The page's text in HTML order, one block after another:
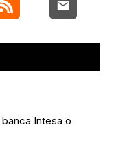
Intesa o